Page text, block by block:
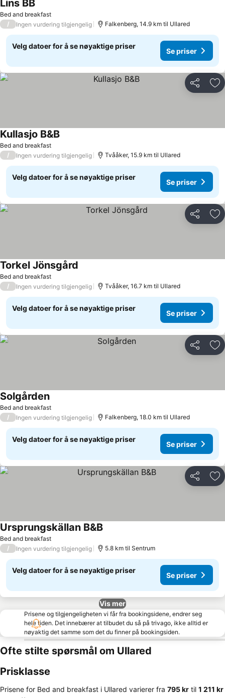
Bed and breakfast
Lins BB
/ Ingen vurdering tilgjengelig Falkenberg, 14.9 km til Ullared
Velg datoer for å se nøyaktige priser
Se priser
Del
Bed and breakfast
Kullasjo B&B
/ Ingen vurdering tilgjengelig Tvååker, 15.9 km til Ullared
Velg datoer for å se nøyaktige priser
Se priser
Del
Bed and breakfast
Torkel Jönsgård
/ Ingen vurdering tilgjengelig Tvååker, 16.7 km til Ullared
Velg datoer for å se nøyaktige priser
Se priser
Del
Bed and breakfast
Solgården
/ Ingen vurdering tilgjengelig Falkenberg, 18.0 km til Ullared
Velg datoer for å se nøyaktige priser
Se priser
Del
Bed and breakfast
Ursprungskällan B&B
/ Ingen vurdering tilgjengelig 5.8 km til Sentrum
Velg datoer for å se nøyaktige priser
Se priser
Vis mer
Prisene og tilgjengeligheten vi får fra bookingsidene, endrer seg
hele tiden. Det innebærer at tilbudet du så på trivago, ikke alltid er
nøyaktig det samme som det du finner på bookingsiden.
Ofte stilte spørsmål om Ullared
Prisklasse
Prisene for Bed and breakfast i Ullared varierer fra ‎795 kr til ‎1 211 kr